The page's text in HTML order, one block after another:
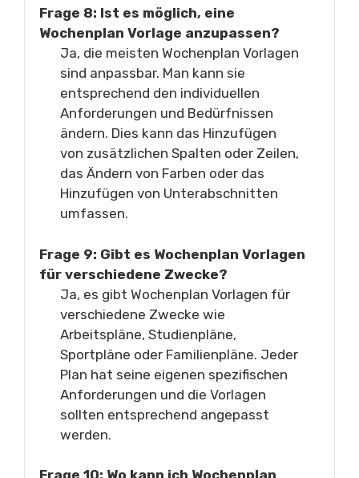
Frage 8: Ist es möglich, eine
Wochenplan Vorlage anzupassen?
Ja, die meisten Wochenplan Vorlagen
sind anpassbar. Man kann sie
entsprechend den individuellen
Anforderungen und Bedürfnissen
ändern. Dies kann das Hinzufügen
von zusätzlichen Spalten oder Zeilen,
das Ändern von Farben oder das
Hinzufügen von Unterabschnitten
umfassen.
Frage 9: Gibt es Wochenplan Vorlagen
für verschiedene Zwecke?
Ja, es gibt Wochenplan Vorlagen für
verschiedene Zwecke wie
Arbeitspläne, Studienpläne,
Sportpläne oder Familienpläne. Jeder
Plan hat seine eigenen spezifischen
Anforderungen und die Vorlagen
sollten entsprechend angepasst
werden.
Frage 10: Wo kann ich Wochenplan